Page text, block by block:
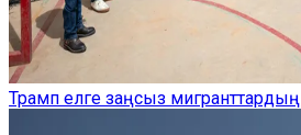
Трамп елге заңсыз мигранттардың